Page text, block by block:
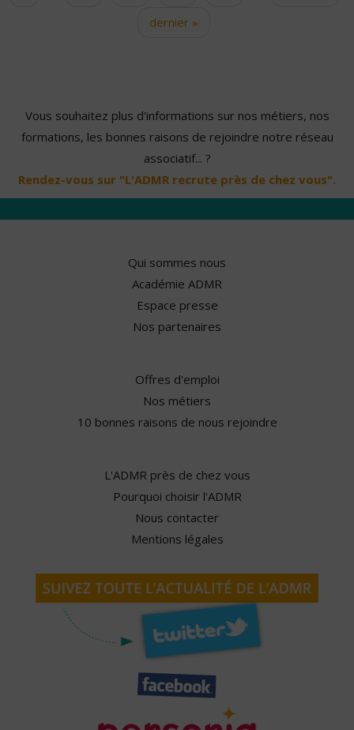
dernier »
Vous souhaitez plus d'informations sur nos métiers, nos
formations, les bonnes raisons de rejoindre notre réseau
associatif... ?
Rendez-vous sur "L'ADMR recrute près de chez vous".
Qui sommes nous
Académie ADMR
Espace presse
Nos partenaires
Offres d'emploi
Nos métiers
10 bonnes raisons de nous rejoindre
L'ADMR près de chez vous
Pourquoi choisir l'ADMR
Nous contacter
Mentions légales